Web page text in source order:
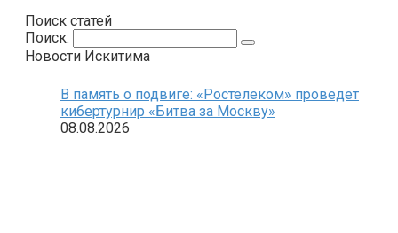
Поиск статей
Поиск:
Новости Искитима
В память о подвиге: «Ростелеком» проведет
кибертурнир «Битва за Москву»
08.08.2026